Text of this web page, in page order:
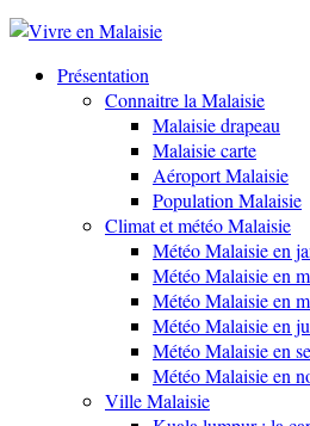
Présentation
Connaitre la Malaisie
Malaisie drapeau
Malaisie carte
Aéroport Malaisie
Population Malaisie
Climat et météo Malaisie
Météo Malaisie en
Météo Malaisie en
Météo Malaisie en
Météo Malaisie en
Météo Malaisie en
Météo Malaisie en
Ville Malaisie